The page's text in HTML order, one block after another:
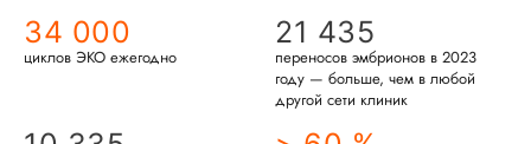
34 000
циклов ЭКО ежегодно
21 435
переносов эмбрионов в 2023
году — больше, чем в любой
другой сети клиник